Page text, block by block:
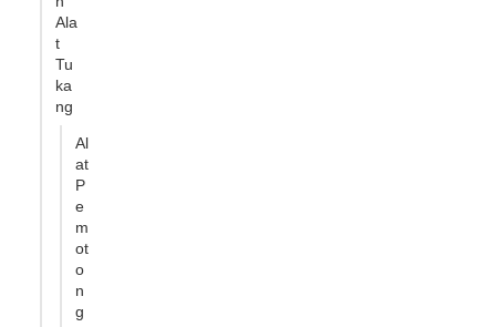
Ala
t
Tu
ka
ng
Al
at
P
e
m
ot
o
n
g